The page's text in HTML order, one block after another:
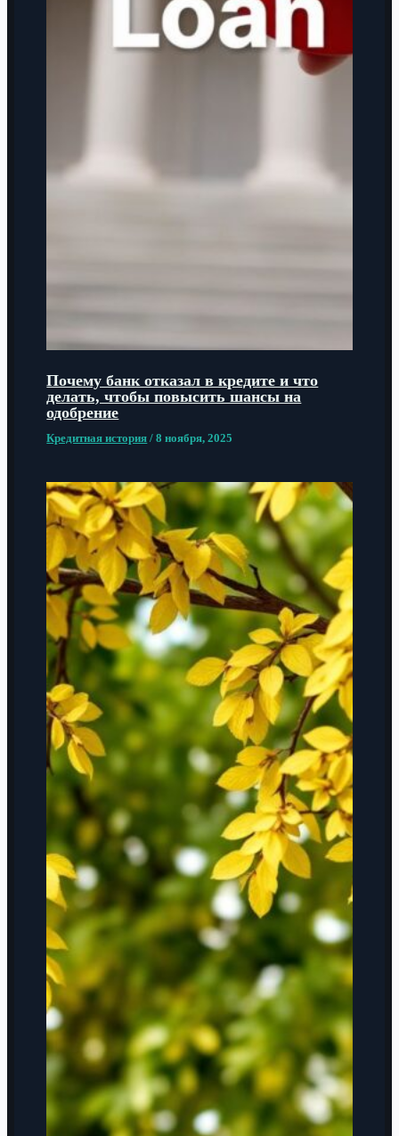
Почему банк отказал в кредите и что
делать, чтобы повысить шансы на
одобрение
Кредитная история /8 ноября, 2025